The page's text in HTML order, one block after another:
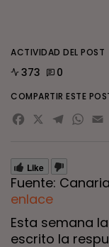
Like
Fuente:
enlace
Esta semana
escrito la
ACTIVIDAD DEL POST
373 0
COMPARTIR ESTE
X